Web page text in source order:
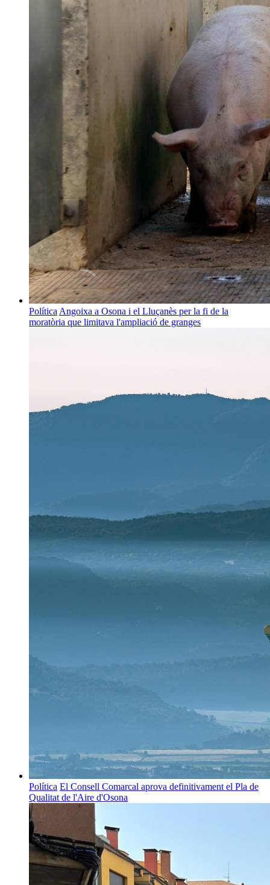
Política Angoixa a Osona i el Lluçanès per la fi de la
moratòria que limitava l'ampliació de granges
Política El Consell Comarcal aprova definitivament el Pla de
Qualitat de l'Aire d'Osona